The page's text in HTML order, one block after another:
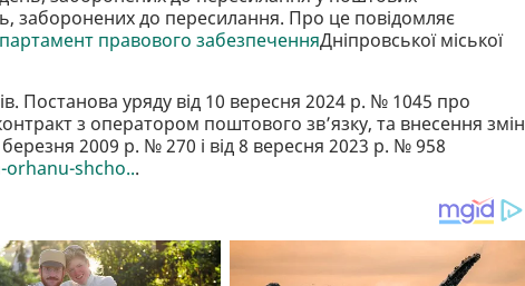
заборонених до пересилання. Про це повідомляє
правового забезпеченняДніпровської міської
Постанова уряду від 10 вересня 2024 р. № 1045 про
з оператором поштового зв’язку, та внесення змін
березня 2009 р. № 270 і від 8 вересня 2023 р. № 958
shcho...